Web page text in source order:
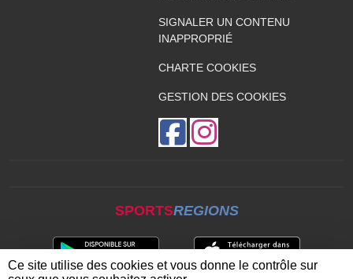
SIGNALER UN CONTENU
INAPPROPRIÉ
CHARTE COOKIES
GESTION DES COOKIES
SPORTSREGIONS
Ce site utilise des cookies et vous donne le contrôle sur